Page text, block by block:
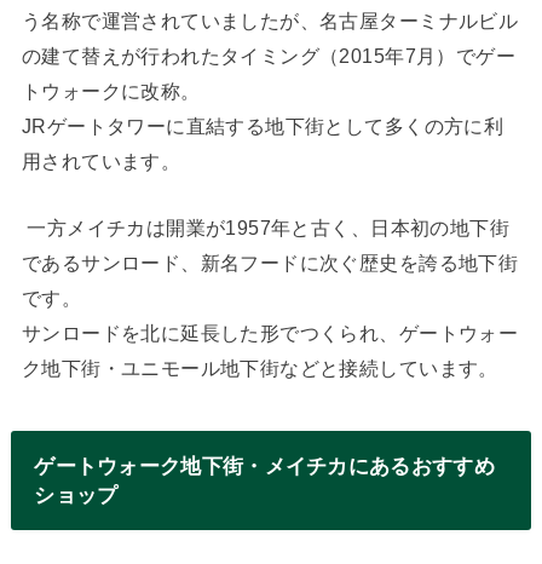
う名称で運営されていましたが、名古屋ターミナルビル
の建て替えが行われたタイミング（2015年7月）でゲー
トウォークに改称。
JRゲートタワーに直結する地下街として多くの方に利
用されています。
一方メイチカは開業が1957年と古く、日本初の地下街
であるサンロード、新名フードに次ぐ歴史を誇る地下街
です。
サンロードを北に延長した形でつくられ、ゲートウォー
ク地下街・ユニモール地下街などと接続しています。
ゲートウォーク地下街・メイチカにあるおすすめ
ショップ